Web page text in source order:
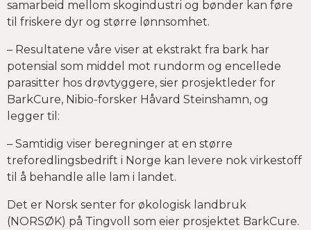
samarbeid mellom skogindustri og bønder kan føre
til friskere dyr og større lønnsomhet.
– Resultatene våre viser at ekstrakt fra bark har
potensial som middel mot rundorm og encellede
parasitter hos drøvtyggere, sier prosjektleder for
BarkCure, Nibio-forsker Håvard Steinshamn, og
legger til:
– Samtidig viser beregninger at en større
treforedlingsbedrift i Norge kan levere nok virkestoff
til å behandle alle lam i landet.
Det er Norsk senter for økologisk landbruk
(NORSØK) på Tingvoll som eier prosjektet BarkCure.